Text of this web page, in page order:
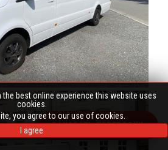
ЗАКАЗАТЬ ПЕРЕВОЗКУ
the best online experience this website uses
cookies.
you agree to our use of cookies.
I agree